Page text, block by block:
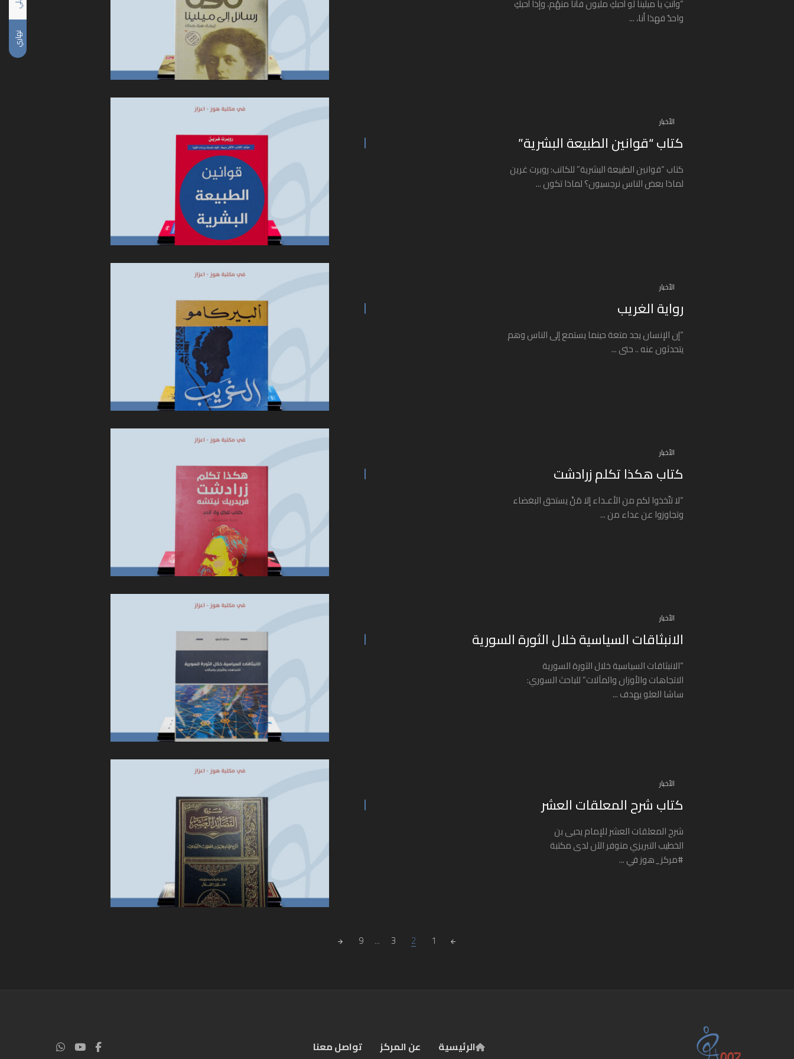
ليلي
نهاري
“وأنتِ يا ميلينا لو أحبكِ مليون فأنا منهُم، وإذا أحبكِ
واحدٌ فهذا أنا، ...
الأخبار
كتاب “قوانين الطبيعة البشرية”
كتاب “قوانين الطبيعة البشرية” للكاتب: روبرت غرين
لماذا بعض الناس نرجسيون؟ لماذا تكون ...
الأخبار
رواية الغريب
“إن الإنسان يجد متعة حينما يستمع إلى الناس وهم
يتحدثون عنه .. حتى ...
الأخبار
كتاب هكذا تكلم زرادشت
“لا تتّخذوا لكم من الأعـداء إلا مَنْ يستحق البغضاء
وتجاوزوا عن عداء من ...
الأخبار
الانبثاقات السياسية خلال الثورة السورية
“الانبثاقات السياسية خلال الثورة السورية
الاتجاهات والأوزان والمآلات” للباحث السوري:
ساشا العلو يهدف ...
الأخبار
كتاب شرح المعلقات العشر
شرح المعلقات العشر للإمام يحيى بن
الخطيب التبريزي متوفر الآن لدى مكتبة
#مركز_هوز في ...
1
2
3
...
9
الرئيسية عن المركز تواصل معنا